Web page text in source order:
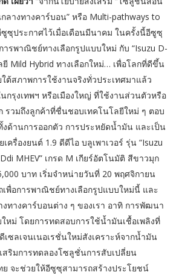
ลางทางคาร์บอน” หรือ Multi-pathways to
ซุประกาศไว้เมื่อเดือนมีนาคม ในครั้งนี้อีซูซุ
ารพาณิชย์ทางเลือกรูปแบบใหม่ กับ “Isuzu D-
ยี Mild Hybrid ทางเลือกใหม่… เพื่อโลกที่ดีขึ้น
ต้สภาพการใช้งานจริงทั่วประเทศมาแล้ว
กรุงเทพฯ หรือเมืองใหญ่ ที่ใช้งานส่วนตัวหรือ
รวมถึงลูกค้าที่ชื่นชอบเทคโนโลยีใหม่ ๆ ตอบ
ด้านการออกตัว การประหยัดน้ำมัน และเป็น
ครื่องยนต์ 1.9 ดีดีไอ บลูเพาเวอร์ รุ่น “Isuzu
MHEV” เกรด M เกียร์อัตโนมัติ สีขาวมุก
บาท เริ่มจำหน่ายวันที่ 20 พฤศจิกายน
พื่อการพาณิชย์ทางเลือกรูปแบบใหม่นี้ และ
งทางคาร์บอนต่าง ๆ ของเรา อาทิ การพัฒนา
หม่ โดยการทดสอบการใช้น้ำมันเชื้อเพลิงที่
เซลเจนเนอเรชั่นใหม่สังเคราะห์จากน้ำมัน
สริมการทดลองโซลูชั่นการสับเปลี่ยน
ย จะช่วยให้อีซูซุสามารถสร้างประโยชน์